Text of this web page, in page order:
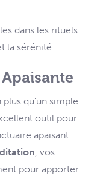
dans les rituels
la sérénité.
qu’un simple
outil pour
apaisant.
, vos
pour apporter